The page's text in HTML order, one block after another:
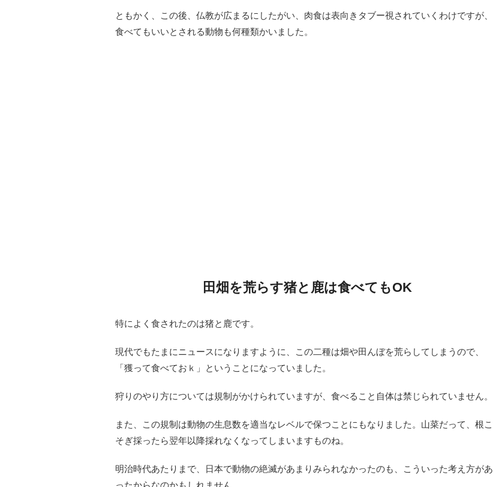
ともかく、この後、仏教が広まるにしたがい、肉食は表向きタブー視されていくわけですが、
食べてもいいとされる動物も何種類かいました。
田畑を荒らす猪と鹿は食べてもOK
特によく食されたのは猪と鹿です。
現代でもたまにニュースになりますように、この二種は畑や田んぼを荒らしてしまうので、
「獲って食べておｋ」ということになっていました。
狩りのやり方については規制がかけられていますが、食べること自体は禁じられていません。
また、この規制は動物の生息数を適当なレベルで保つことにもなりました。山菜だって、根こ
そぎ採ったら翌年以降採れなくなってしまいますものね。
明治時代あたりまで、日本で動物の絶滅があまりみられなかったのも、こういった考え方があ